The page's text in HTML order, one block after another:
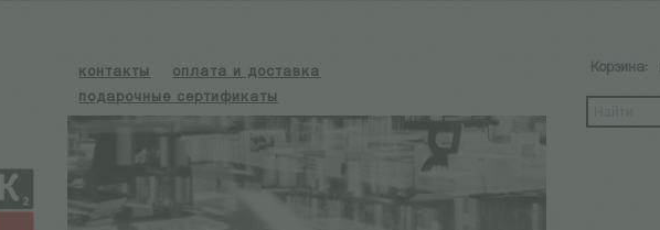
контакты
оплата и доставка
подарочные сертификаты
Корзина: